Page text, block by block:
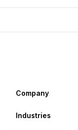
Company
Industries